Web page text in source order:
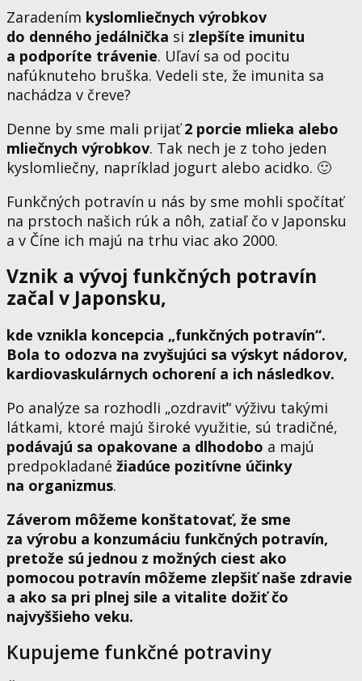
Zaradením kyslomliečnych výrobkov
do denného jedálnička si zlepšíte imunitu
a podporíte trávenie. Uľaví sa od pocitu
nafúknuteho bruška. Vedeli ste, že imunita sa
nachádza v čreve?
Denne by sme mali prijať2 porcie mlieka alebo
mliečnych výrobkov. Tak nech je z toho jeden
kyslomliečny, napríklad jogurt alebo acidko. 🙂
Funkčných potravín u nás by sme mohli spočítať
na prstoch našich rúk a nôh, zatiaľ čo v Japonsku
a v Číne ich majú na trhu viac ako 2000.
Vznik a vývoj funkčných potravín
začal v Japonsku,
kde vznikla koncepcia „funkčných potravín“.
Bola to odozva na zvyšujúci sa výskyt nádorov,
kardiovaskulárnych ochorení a ich následkov.
Po analýze sa rozhodli „ozdraviť“ výživu takými
látkami, ktoré majú široké využitie, sú tradičné,
podávajú sa opakovane a dlhodobo a majú
predpokladané žiadúce pozitívne účinky
na organizmus.
Záverom môžeme konštatovať, že sme
za výrobu a konzumáciu funkčných potravín,
pretože sú jednou z možných ciest ako
pomocou potravín môžeme zlepšiť naše zdravie
a ako sa pri plnej sile a vitalite dožiť čo
najvyššieho veku.
Kupujeme funkčné potraviny